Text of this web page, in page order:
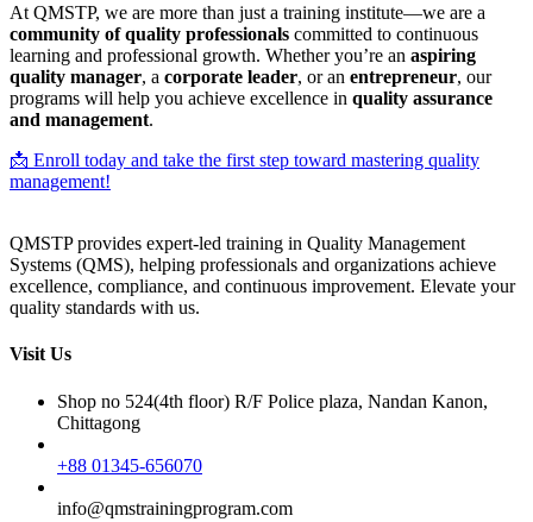
At QMSTP, we are more than just a training institute—we are a
community of quality professionals committed to continuous
learning and professional growth. Whether you’re an aspiring
quality manager, a corporate leader, or an entrepreneur, our
programs will help you achieve excellence in quality assurance
and management.
📩 Enroll today and take the first step toward mastering quality
management!
QMSTP provides expert-led training in Quality Management
Systems (QMS), helping professionals and organizations achieve
excellence, compliance, and continuous improvement. Elevate your
quality standards with us.
Visit Us
Shop no 524(4th floor) R/F Police plaza, Nandan Kanon,
Chittagong
+88 01345-656070
info@qmstrainingprogram.com